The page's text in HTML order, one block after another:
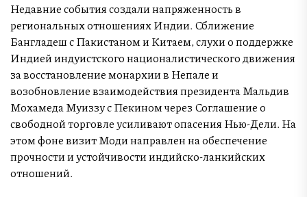
Недавние события создали напряженность в
региональных отношениях Индии. Сближение
Бангладеш с Пакистаном и Китаем, слухи о поддержке
Индией индуистского националистического движения
за восстановление монархии в Непале и
возобновление взаимодействия президента Мальдив
Мохамеда Муиззу с Пекином через Соглашение о
свободной торговле усиливают опасения Нью-Дели. На
этом фоне визит Моди направлен на обеспечение
прочности и устойчивости индийско-ланкийских
отношений.